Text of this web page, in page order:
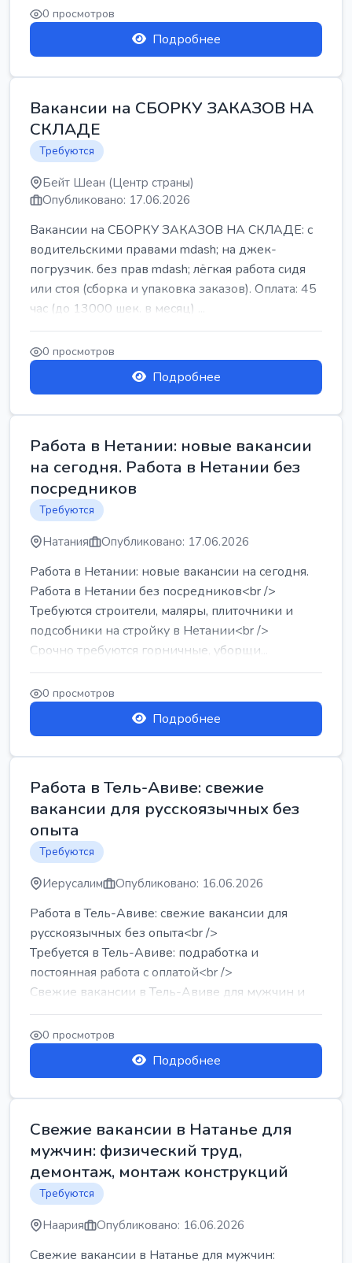
0 просмотров
Подробнее
Вакансии на СБОРКУ ЗАКАЗОВ НА
СКЛАДЕ
Требуются
Бейт Шеан (Центр страны)
Опубликовано: 17.06.2026
Вакансии на СБОРКУ ЗАКАЗОВ НА СКЛАДЕ: с
водительскими правами mdash; на джек-
погрузчик. без прав mdash; лёгкая работа сидя
или стоя (сборка и упаковка заказов). Оплата: 45
час (до 13000 шек. в месяц) ...
0 просмотров
Подробнее
Работа в Нетании: новые вакансии
на сегодня. Работа в Нетании без
посредников
Требуются
Натания Опубликовано: 17.06.2026
Работа в Нетании: новые вакансии на сегодня.
Работа в Нетании без посредников<br />
Требуются строители, маляры, плиточники и
подсобники на стройку в Нетании<br />
Срочно требуются горничные, уборщи...
0 просмотров
Подробнее
Работа в Тель-Авиве: свежие
вакансии для русскоязычных без
опыта
Требуются
Иерусалим Опубликовано: 16.06.2026
Работа в Тель-Авиве: свежие вакансии для
русскоязычных без опыта<br />
Требуется в Тель-Авиве: подработка и
постоянная работа с оплатой<br />
Свежие вакансии в Тель-Авиве для мужчин и
женщин от хозя...
0 просмотров
Подробнее
Свежие вакансии в Натанье для
мужчин: физический труд,
демонтаж, монтаж конструкций
Требуются
Наария Опубликовано: 16.06.2026
Свежие вакансии в Натанье для мужчин: